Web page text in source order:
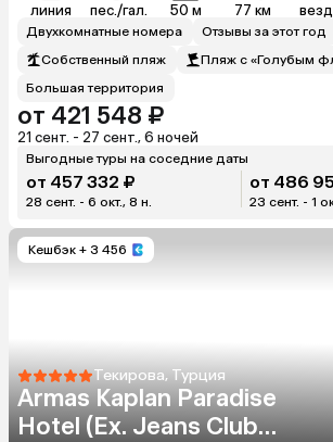
линия пес./гал. 50 м 77 км
Двухкомнатные номера
Отзывы за этот год
Собственный пляж
Пляж с «Голубым
Большая территория
от 421 548 ₽
21 сент. - 27 сент., 6 ночей
Выгодные туры на соседние даты
от 457 332 ₽
28 сент. - 6 окт., 8 н.
от 486
23 сент. - 1
Кешбэк + 3 456
Текирова, Турция
Armas Kaplan Paradise
Hotel (Ex. Jeans Club